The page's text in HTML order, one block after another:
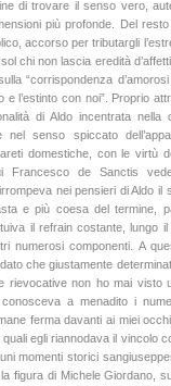
di trovare il senso vero,
più profonde. Del
accorso per tributargli
chi non lascia eredità
“corrispondenza
e l’estinto con noi”. Proprio
di Aldo incentrata nella
nel senso spiccato
domestiche, con le virtù
Francesco de Sanctis
nei pensieri di Aldo il
e più coesa del termine,
il refrain costante, lungo
numerosi componenti. A
che giustamente
rievocative non ho mai visto
a menadito i
ferma davanti ai miei
egli riannodava il vincolo
momenti storici
figura di Michele Giordano,